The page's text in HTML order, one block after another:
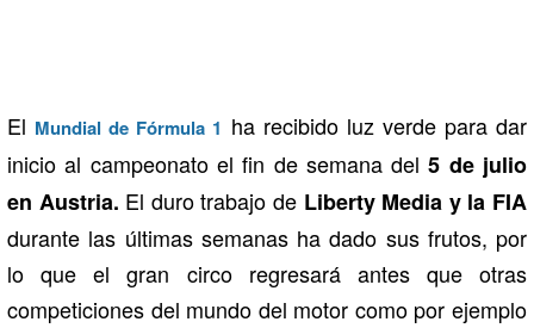
El Mundial de Fórmula 1 ha recibido luz verde para dar
inicio al campeonato el fin de semana del5 de julio
en Austria. El duro trabajo de Liberty Media y la FIA
durante las últimas semanas ha dado sus frutos, por
lo que el gran circo regresará antes que otras
competiciones del mundo del motor como por ejemplo